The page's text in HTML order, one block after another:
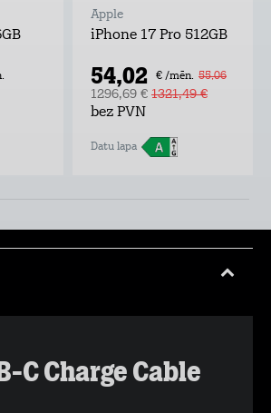
Apple
iPhone 17 Pro 512GB
54,02 € /mēn. 55,06
1296,69 € 1321,49 €
bez PVN
Datu lapa
C Charge Cable